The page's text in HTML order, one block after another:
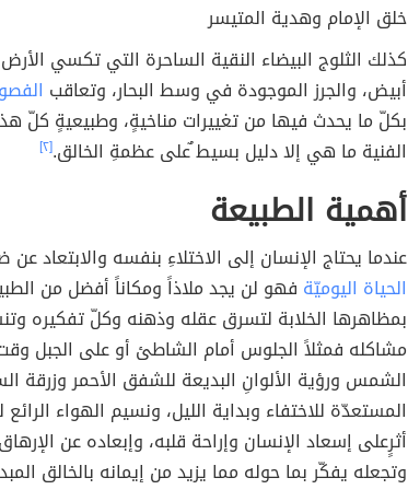
خلق الإمام وهدية المتيسر
كذلك الثلوج البيضاء النقية الساحرة التي تكسي
أبيض، والجرز الموجودة في وسط البحار، وتعاقب
بكلّ ما يحدث فيها من تغييرات مناخيةٍ، وطبيعيةٍ كلّ
الفنية ما هي إلا دليل بسيط ٌعلى عظمةِ الخالق.[٢]
أهمية الطبيعة
عندما يحتاج الإنسان إلى الاختلاءِ بنفسه والابتعاد
الحياة اليوميّة فهو لن يجد ملاذاً ومكاناً أفضل من
بمظاهرها الخلابة لتسرق عقله وذهنه وكلّ تفكيره
مشاكله فمثلاً الجلوس أمام الشاطئ أو على الجبل
الشمس ورؤية الألوانِ البديعة للشفق الأحمر وزرقة
المستعدّة للاختفاء وبداية الليل، ونسيم الهواء الرائع
أثرٍعلى إسعاد الإنسان وإراحة قلبه، وإبعاده عن
وتجعله يفكّر بما حوله مما يزيد من إيمانه بالخالق